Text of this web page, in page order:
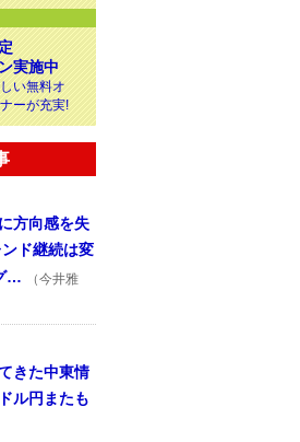
実施中
い無料オ
ーが充実!
方向感を失
ド継続は変
…
（今井雅
きた中東情
ル円またも